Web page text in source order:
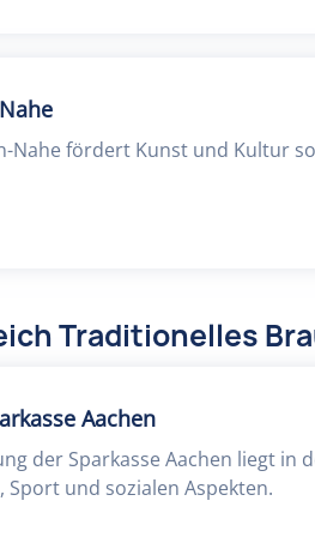
Nahe fördert Kunst und Kultur
Traditionelles
Aachen
der Sparkasse Aachen liegt in
Sport und sozialen Aspekten.